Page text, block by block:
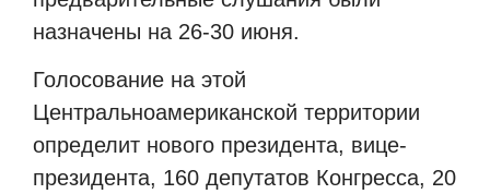
назначены на 26-30 июня.
Голосование на этой
Центральноамериканской территории
определит нового президента, вице-
президента, 160 депутатов Конгресса, 20